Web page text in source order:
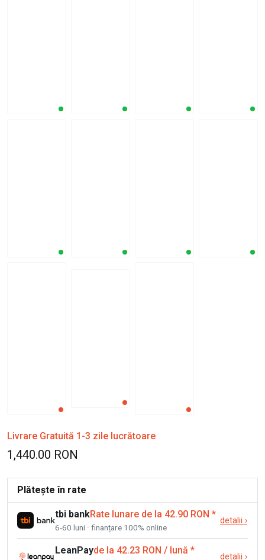
Livrare Gratuită 1-3 zile lucrătoare
1,440.00 RON
Plătește în rate
tbi bankRate lunare de la 42.90 RON *
6-60 luni · finanțare 100% online
detalii ›
LeanPayde la 42.23 RON / lună *
detalii ›